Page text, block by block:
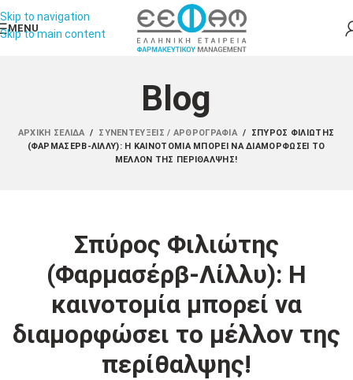
Skip to navigation
Skip to main content
MENU
Blog
ΑΡΧΙΚΉ ΣΕΛΊΔΑ / ΣΥΝΕΝΤΕΎΞΕΙΣ / ΑΡΘΡΟΓΡΑΦΊΑ /
ΣΠΎΡΟΣ ΦΙΛΙΏΤΗΣ
(ΦΑΡΜΑΣΈΡΒ-ΛΊΛΛΥ): Η ΚΑΙΝΟΤΟΜΊΑ ΜΠΟΡΕΊ ΝΑ ΔΙΑΜΟΡΦΏΣΕΙ ΤΟ
ΜΈΛΛΟΝ ΤΗΣ ΠΕΡΊΘΑΛΨΗΣ!
Σπύρος Φιλιώτης
(Φαρμασέρβ-Λίλλυ): Η
καινοτομία μπορεί να
διαμορφώσει το μέλλον της
περίθαλψης!